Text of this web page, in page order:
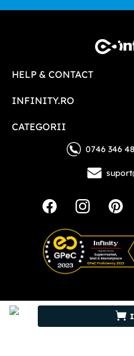
HELP & CONTACT
INFINITY.RO
CATEGORII
0746 346
Copyright © 2026 -